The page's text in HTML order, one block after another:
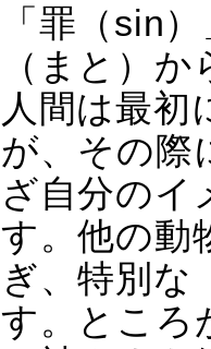
「罪（sin
（まと）
人間は最初
が、その際
ざ自分のイ
す。他の動
ぎ、特別な
す。ところ